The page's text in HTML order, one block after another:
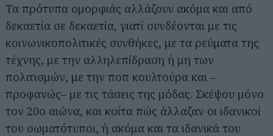
Τα πρότυπα ομορφιάς αλλάζουν ακόμα και από
δεκαετία σε δεκαετία, γιατί συνδέονται με τις
κοινωνικοπολιτικές συνθήκες, με τα ρεύματα της
τέχνης, με την αλληλεπίδραση ή μη των
πολιτισμών, με την ποπ κουλτούρα και –
προφανώς– με τις τάσεις της μόδας. Σκέψου μόνο
τον 20ο αιώνα, και κοίτα πώς άλλαζαν οι ιδανικοί
του σωματότυποι, ή ακόμα και τα ιδανικά του